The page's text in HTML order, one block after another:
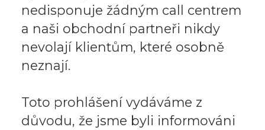
nedisponuje žádným call centrem
a naši obchodní partneři nikdy
nevolají klientům, které osobně
neznají.
Toto prohlášení vydáváme z
důvodu, že jsme byli informováni